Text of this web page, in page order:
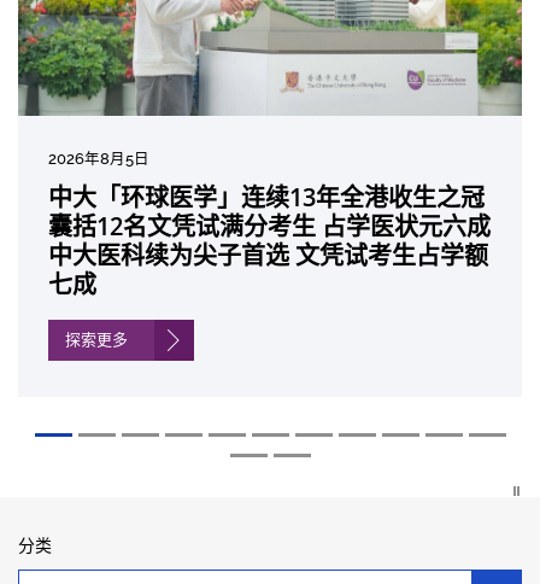
2026年8月5日
中大「环球医学」连续13年全港收生之冠
囊括12名文凭试满分考生 占学医状元六成
中大医科续为尖子首选 文凭试考生占学额
七成
探索更多
2026年7月10日
中大研发「AI-OCT」系统助测糖尿黄斑水
肿 假阳性转介个案锐减六成 缩短患者轮
候诊症时间
2026年7月10日
中大黄秀娟教授获颁中国工程界最高荣誉
「光华工程科技奖」 成为今届医药衞生领
域唯一香港学者
2026年7月7日
中大新设「香港中文大学凤凰奖学金」嘉
许公开试状元 鼓励学医状元走出课堂放眼
世界 装备21世纪妙手仁医
2026年6月29日
中大全新一站式PGT-Plus方案 精准辨识
传统检测中复杂基因异常「盲点」 降低人
工受孕流产及异常妊娠风险
2026年6月22日
中大发现青光眼治疗新靶点 小鼠实验证实
可恢复七成视力 有助开创崭新神经保护疗
法
2026年6月17日
中大成功拆解肝癌免疫治疗耐药性机制 揭
一种免疫细胞具「除废喂食」新功能助癌
细胞耐药性
2026年6月10日
中大与多名全球专家共同牵头跨国肺癌研
究 逾半晚期ALK阳性肺癌病人七年无恶化
因特定基因异常而引起的肺癌有望变成
「慢性病」 患者可与病共存
探索更多
2026年6月5日
中大教授陈重娥获颁「清野裕杰出领袖
奖」 成为本港首名学者荣膺亚洲糖尿病教
研最高荣誉
2026年6月2日
中大汇聚逾200位区域专家 探讨私人医疗
保险如何推动全民健康覆盖
探索更多
2026年5月19日
中大张源津医生成首位亚洲研究员 荣获国
际泌尿科权威奖项John K. Lattimer 讲座
奖
2026年5月14日
中大取得「从实验室到临床应用」研究突
破 初步证实GLP-1药物可改善严重中风康
复情况
分类